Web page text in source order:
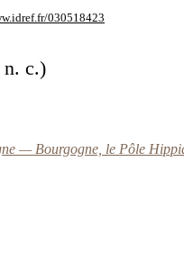
030518423
n. c.)
— Bourgogne, le Pôle